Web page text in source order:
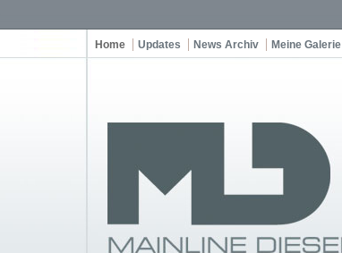
Home Updates News Archiv Meine Galerie